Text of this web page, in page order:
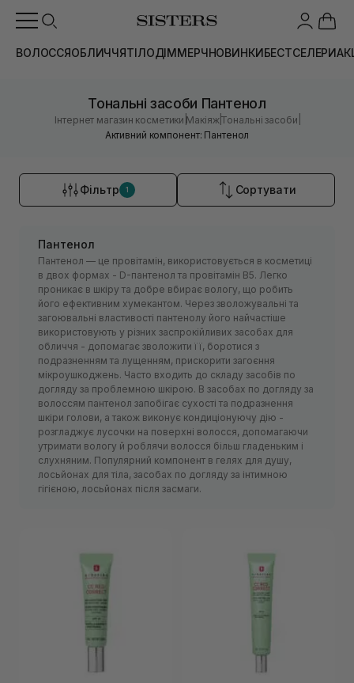
ВОЛОССЯОБЛИЧЧЯТІЛОДІММЕРЧНОВИНКИБЕСТСЕЛЕРИ
Тональні засоби Пантенол
Інтернет магазин косметики |Макіяж|Тональні засоби
Активний компонент: Пантенол
Фільтр 1 Сортувати
Пантенол
Пантенол — це провітамін, використовується в косметиці
в двох формах - D-пантенол та провітамін В5. Легко
проникає в шкіру та добре вбирає вологу, що робить
його ефективним хумекантом. Через зволожувальні та
загоювальні властивості пантенолу його найчастіше
використовують у різних заспрокійливих засобах для
обличчя - допомагає зволожити її, боротися з
подразненням та лущенням, прискорити загоєння
мікроушкоджень. Часто входить до складу засобів по
догляду за проблемною шкірою. В засобах по догляду за
волоссям пантенол запобігає сухості та подразнення
шкіри голови, а також виконує кондиціонуючу дію -
розгладжує лусочки на поверхні волосся, допомагаючи
утримати вологу й роблячи волосся більш гладеньким і
слухняним. Популярний компонент в гелях для душу,
лосьйонах для тіла, засобах по догляду за інтимною
гігієною, лосьйонах після засмаги.